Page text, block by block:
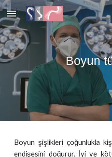
Skip to main content
Boyun
Boyun şişlikleri çoğunlukla
endişesini doğurur. İyi ve